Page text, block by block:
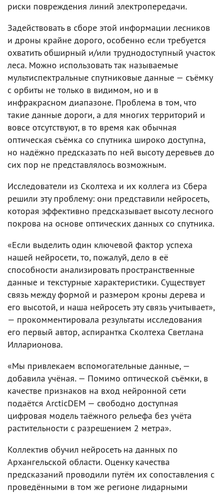
риски повреждения линий электропередачи.
Задействовать в сборе этой информации лесников
и дроны крайне дорого, особенно если требуется
охватить обширный и/или труднодоступный участок
леса. Можно использовать так называемые
мультиспектральные спутниковые данные — съёмку
с орбиты не только в видимом, но и в
инфракрасном диапазоне. Проблема в том, что
такие данные дороги, а для многих территорий и
вовсе отсутствуют, в то время как обычная
оптическая съёмка со спутника широко доступна,
но надёжно предсказать по ней высоту деревьев до
сих пор не представлялось возможным.
Исследователи из Сколтеха и их коллега из Сбера
решили эту проблему: они представили нейросеть,
которая эффективно предсказывает высоту лесного
покрова на основе оптических данных со спутника.
«Если выделить один ключевой фактор успеха
нашей нейросети, то, пожалуй, дело в её
способности анализировать пространственные
данные и текстурные характеристики. Существует
связь между формой и размером кроны дерева и
его высотой, и наша нейросеть эту связь учитывает»,
— прокомментировала результаты исследования
его первый автор, аспирантка Сколтеха Светлана
Илларионова.
«Мы привлекаем вспомогательные данные, —
добавила учёная. — Помимо оптической съёмки, в
качестве признаков на вход нейронной сети
подаётся ArcticDEM — свободно доступная
цифровая модель таёжного рельефа без учёта
растительности с разрешением 2 метра».
Коллектив обучил нейросеть на данных по
Архангельской области. Оценку качества
предсказаний проводили путём их сопоставления с
проведёнными в том же регионе лидарными